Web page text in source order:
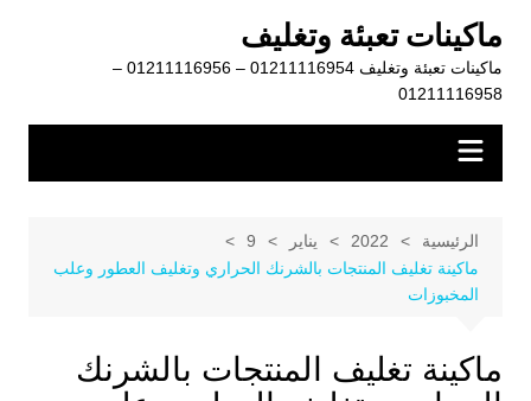
المحتوى
ماكينات تعبئة وتغليف
ماكينات تعبئة وتغليف 01211116954 – 01211116956 –
01211116958
الرئيسية 2022 يناير
9
ماكينة تغليف المنتجات بالشرنك الحراري وتغليف العطور وعلب
المخبوزات
ماكينة تغليف المنتجات بالشرنك